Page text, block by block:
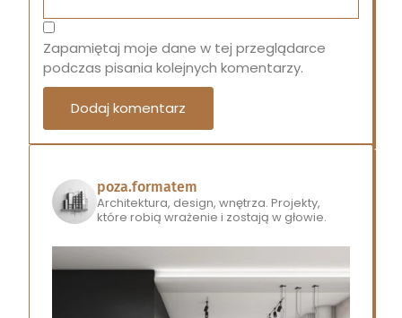
Zapamiętaj moje dane w tej przeglądarce
podczas pisania kolejnych komentarzy.
poza.formatem
Architektura, design, wnętrza. Projekty,
które robią wrażenie i zostają w głowie.